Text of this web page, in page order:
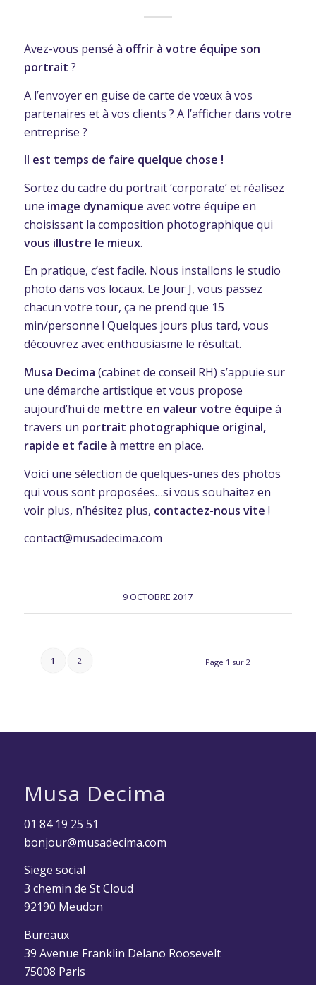
Avez-vous pensé à offrir à votre équipe son
portrait ?
A l’envoyer en guise de carte de vœux à vos
partenaires et à vos clients ? A l’afficher dans votre
entreprise ?
Il est temps de faire quelque chose !
Sortez du cadre du portrait ‘corporate’ et réalisez
une image dynamique avec votre équipe en
choisissant la composition photographique qui
vous illustre le mieux.
En pratique, c’est facile. Nous installons le studio
photo dans vos locaux. Le Jour J, vous passez
chacun votre tour, ça ne prend que 15
min/personne ! Quelques jours plus tard, vous
découvrez avec enthousiasme le résultat.
Musa Decima (cabinet de conseil RH) s’appuie sur
une démarche artistique et vous propose
aujourd’hui de mettre en valeur votre équipe à
travers un portrait photographique original,
rapide et facile à mettre en place.
Voici une sélection de quelques-unes des photos
qui vous sont proposées…si vous souhaitez en
voir plus, n’hésitez plus, contactez-nous vite !
contact@musadecima.com
9 OCTOBRE 2017
Page 1 sur 2
1 2
Musa Decima
01 84 19 25 51
bonjour@musadecima.com
Siege social
3 chemin de St Cloud
92190 Meudon
Bureaux
39 Avenue Franklin Delano Roosevelt
75008 Paris